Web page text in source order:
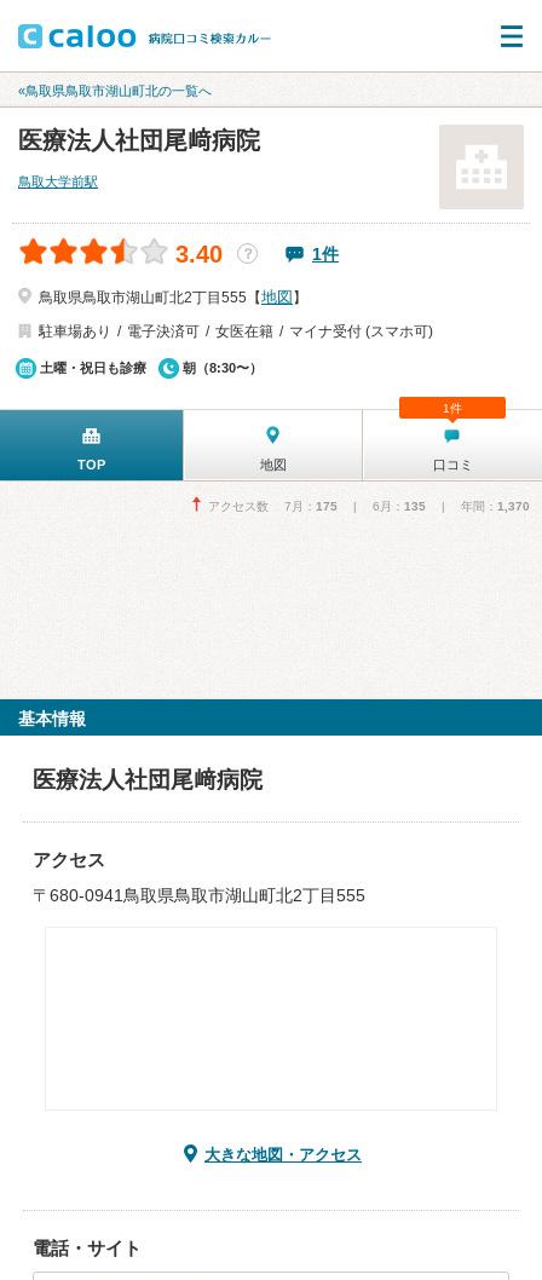
«鳥取県鳥取市湖山町北の一覧へ
医療法人社団尾﨑病院
鳥取大学前駅
3.40 ？ 1件
鳥取県鳥取市湖山町北2丁目555【地図 】
駐車場あり
電子決済可 女医在籍 マイナ受付 (スマホ可)
土曜・祝日も診療 朝（8:30〜）
TOP 地図 口コミ
1件
アクセス数 7月： 175 | 6月： 135 | 年間： 1,370
基本情報
医療法人社団尾﨑病院
アクセス
〒680-0941鳥取県鳥取市湖山町北2丁目555
大きな地図・アクセス
電話・サイト